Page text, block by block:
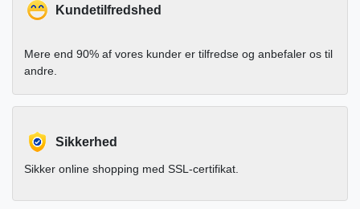
Kundetilfredshed
Mere end 90% af vores kunder er tilfredse og anbefaler os til
andre.
Sikkerhed
Sikker online shopping med SSL-certifikat.